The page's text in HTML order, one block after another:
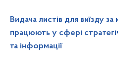
Видача листів для виїзду за
працюють у сфері
та інформації